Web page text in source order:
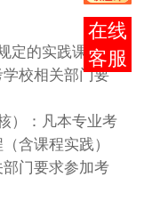
定的实践课程的
校相关部门要
）：凡本专业考
含课程实践）
门要求参加考
报考
咨询